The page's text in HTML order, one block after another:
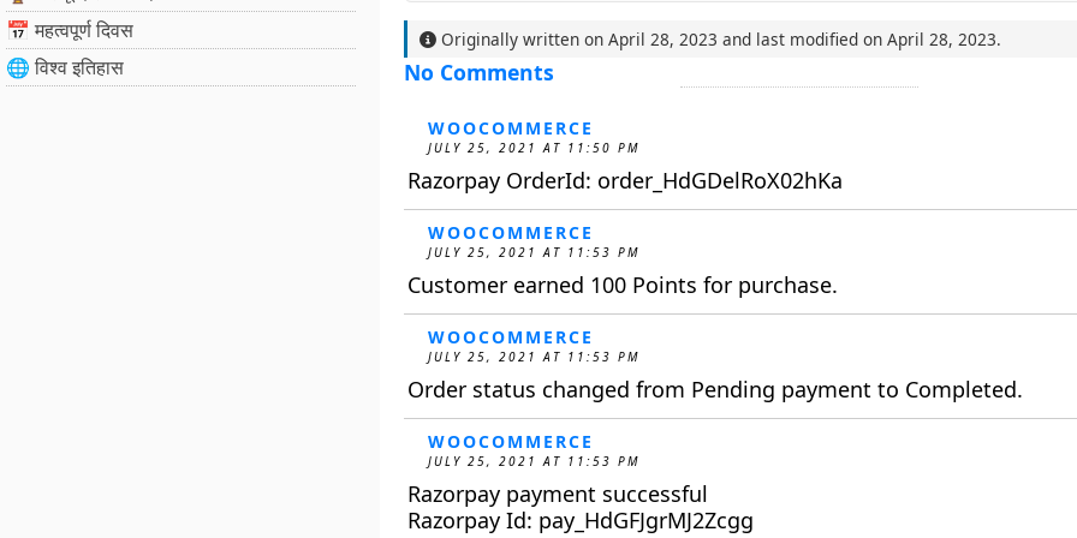
📅 महत्वपूर्ण दिवस
🌐 विश्व इतिहास
Originally written on April 28, 2023 and last modified on April 28, 2023.
No Comments
WOOCOMMERCE
JULY 25, 2021 AT 11:50 PM
Razorpay OrderId: order_HdGDelRoX02hKa
WOOCOMMERCE
JULY 25, 2021 AT 11:53 PM
Customer earned 100 Points for purchase.
WOOCOMMERCE
JULY 25, 2021 AT 11:53 PM
Order status changed from Pending payment to Completed.
WOOCOMMERCE
JULY 25, 2021 AT 11:53 PM
Razorpay payment successful
Razorpay Id: pay_HdGFJgrMJ2Zcgg